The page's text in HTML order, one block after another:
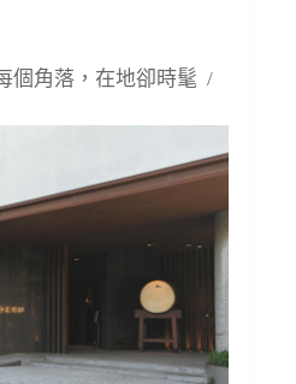
個角落，在地卻時髦 /